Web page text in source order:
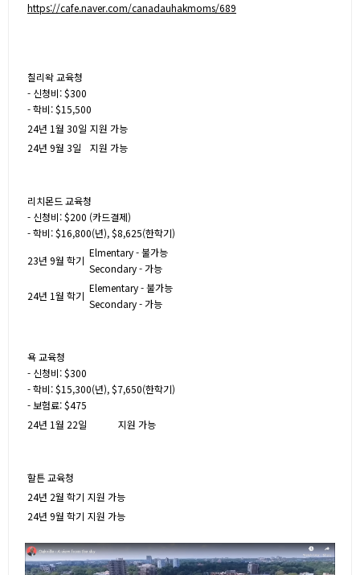
https://cafe.naver.com/canadauhakmoms/689
칠리왁 교육청
- 신청비: $300
- 학비: $15,500
24년 1월 30일 지원 가능
24년 9월 3일
지원 가능
리치몬드 교육청
- 신청비: $200 (카드결제)
- 학비: $16,800(년), $8,625(한학기)
23년 9월 학기
Elmentary - 불가능
Secondary - 가능
24년 1월 학기
Elementary - 불가능
Secondary - 가능
욕 교육청
- 신청비: $300
- 학비: $15,300(년), $7,650(한학기)
- 보험료: $475
24년 1월 22일
지원 가능
할튼 교육청
24년 2월 학기 지원 가능
24년 9월 학기 지원 가능